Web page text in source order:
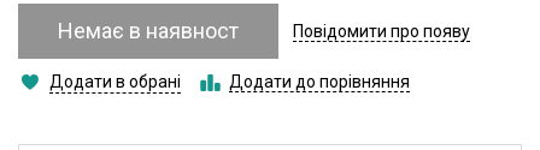
Немає в наявност Повідомити про появу
Додати в обрані Додати до порівняння